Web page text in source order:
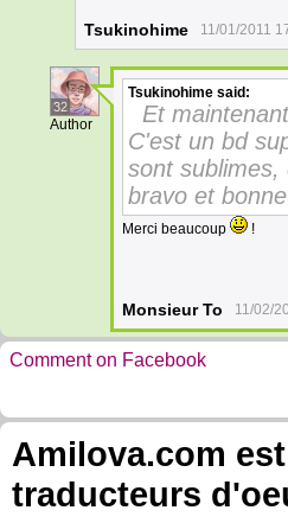
Tsukinohime 11/01/2011
32
Author
Tsukinohime said:
Et
C'est un bd
sont sublimes,
bravo et
Merci beaucoup !
Monsieur To 11/02/
Comment on Facebook
Amilova.com
traducteurs